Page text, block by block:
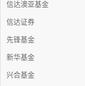
信达澳亚基金
信达证券
先锋基金
新华基金
兴合基金